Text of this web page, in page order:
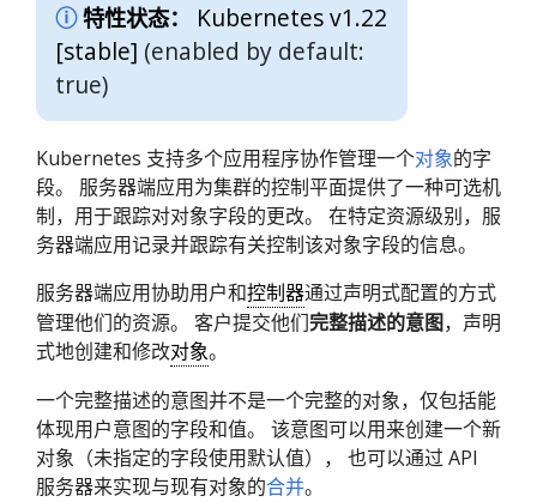
特性状态：
Kubernetes v1.22
[stable] (enabled by default:
true)
Kubernetes 支持多个应用程序协作管理一个对象的字
段。 服务器端应用为集群的控制平面提供了一种可选机
制，用于跟踪对对象字段的更改。 在特定资源级别，服
务器端应用记录并跟踪有关控制该对象字段的信息。
服务器端应用协助用户和控制器通过声明式配置的方式
管理他们的资源。 客户提交他们完整描述的意图，声明
式地创建和修改对象。
一个完整描述的意图并不是一个完整的对象，仅包括能
体现用户意图的字段和值。 该意图可以用来创建一个新
对象（未指定的字段使用默认值）， 也可以通过 API
服务器来实现与现有对象的合并。